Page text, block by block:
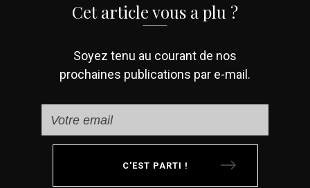
Cet article vous a plu ?
Soyez tenu au courant de nos
prochaines publications par e-mail.
C'EST PARTI !